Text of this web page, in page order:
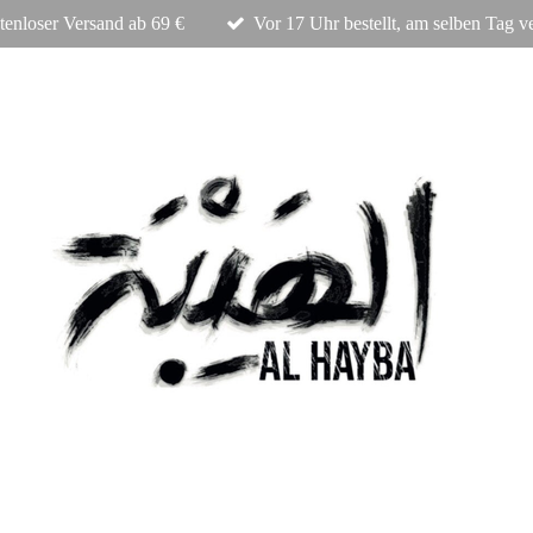
Versand ab 69 € Vor 17 Uhr bestellt, am selben Tag